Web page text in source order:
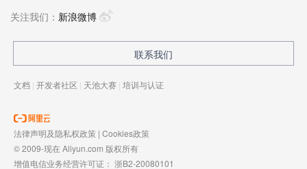
关注我们： 新浪微博
联系我们
文档 | 开发者社区 | 天池大赛 | 培训与认证
法律声明及隐私权政策 | Cookies政策
© 2009-现在 Aliyun.com 版权所有
增值电信业务经营许可证： 浙B2-20080101